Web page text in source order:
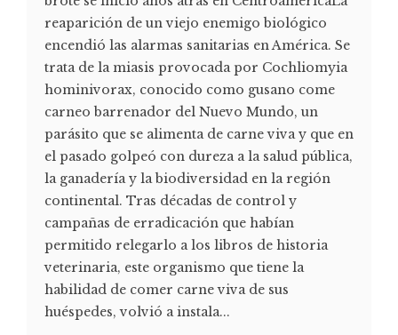
reaparición de un viejo enemigo biológico
encendió las alarmas sanitarias en América. Se
trata de la miasis provocada por Cochliomyia
hominivorax, conocido como gusano come
carneo barrenador del Nuevo Mundo, un
parásito que se alimenta de carne viva y que en
el pasado golpeó con dureza a la salud pública,
la ganadería y la biodiversidad en la región
continental. Tras décadas de control y
campañas de erradicación que habían
permitido relegarlo a los libros de historia
veterinaria, este organismo que tiene la
habilidad de comer carne viva de sus
huéspedes, volvió a instala...